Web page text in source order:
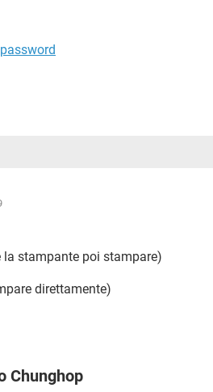
la stampante poi stampare)
direttamente)
Chunghop